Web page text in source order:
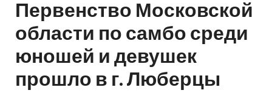
Первенство Московской
области по самбо среди
юношей и девушек
прошло в г. Люберцы